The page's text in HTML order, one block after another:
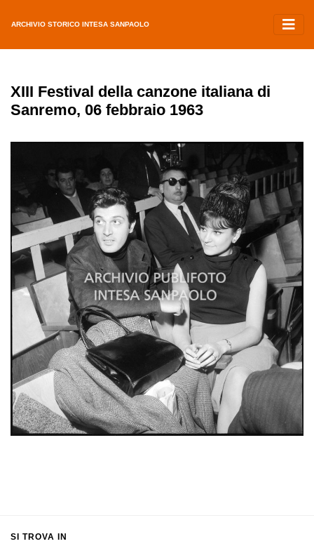
ARCHIVIO STORICO INTESA SANPAOLO
XIII Festival della canzone italiana di
Sanremo, 06 febbraio 1963
SI TROVA IN